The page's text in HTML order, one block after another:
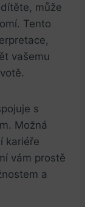
může
Tento
vašemu
s​
Možná
kariéře​
vám prostě
a